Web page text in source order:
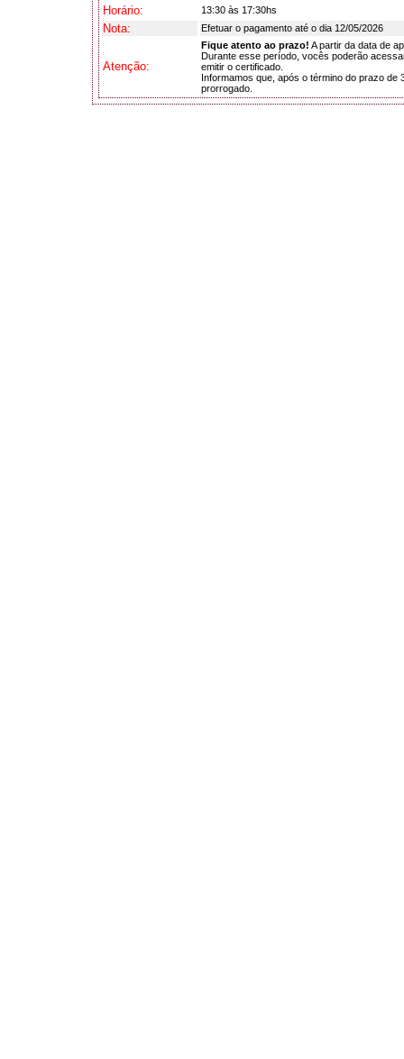
Horário: 13:30 às 17:30hs
Nota: Efetuar o pagamento até o dia 12/05/2026
Atenção:
Fique atento ao prazo! A partir da data de
Durante esse período, vocês poderão
emitir o certificado.
Informamos que, após o término do prazo
prorrogado.